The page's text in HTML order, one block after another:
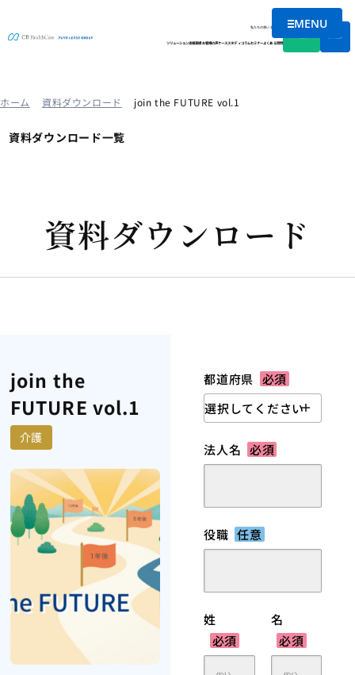
メニュー
MENU
私たちの想い会社情報
ソリューション支援実績お客様の声ケーススタディコラムセミナーよくある質問
ホーム 資料ダウンロード join the FUTURE vol.1
資料ダウンロード一覧
資料ダウンロード
join the
FUTURE vol.1
介護
都道府県 必須
法人名 必須
役職 任意
姓
必須
名
必須